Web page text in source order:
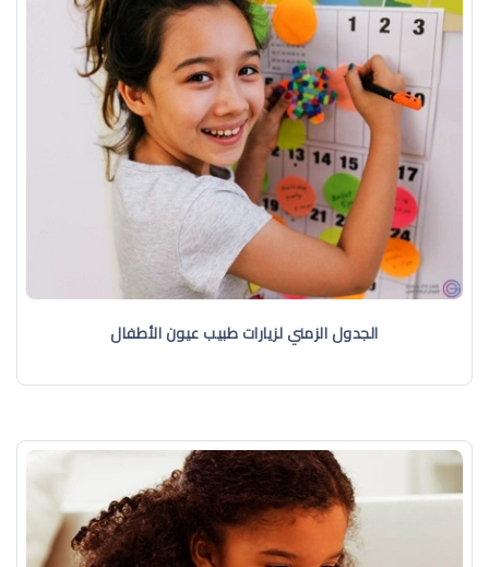
الجدول الزمني لزيارات طبيب عيون الأطفال